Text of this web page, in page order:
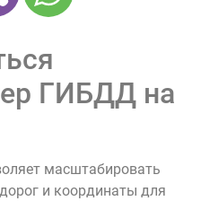
ГИБДД на
масштабировать
и координаты для